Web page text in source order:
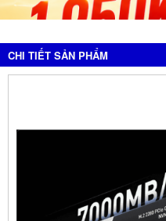
CHI TIẾT SẢN PHẨM